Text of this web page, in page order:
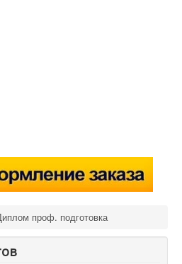
проф. подготовка